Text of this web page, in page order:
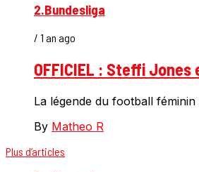
2.Bundesliga
/ 1 an ago
OFFICIEL : Steffi
La légende du football
By Matheo R
Plus d’articles